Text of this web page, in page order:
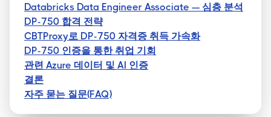
Databricks Data Engineer Associate — 심층 분석
DP-750 합격 전략
CBTProxy로 DP-750 자격증 취득 가속화
DP-750 인증을 통한 취업 기회
관련 Azure 데이터 및 AI 인증
결론
자주 묻는 질문(FAQ)